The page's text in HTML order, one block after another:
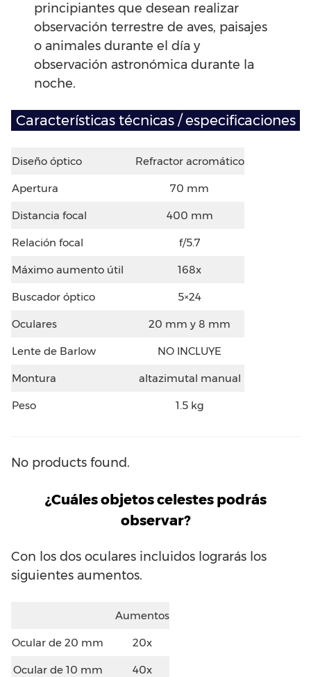
principiantes que desean realizar
observación terrestre de aves, paisajes
o animales durante el día y
observación astronómica durante la
noche.
Características técnicas / especificaciones
Diseño óptico Refractor acromático
Apertura 70 mm
Distancia focal 400 mm
Relación focal f/5.7
Máximo aumento útil 168x
Buscador óptico 5×24
Oculares 20 mm y 8 mm
Lente de Barlow NO INCLUYE
Montura altazimutal manual
Peso 1.5 kg
No products found.
¿Cuáles objetos celestes podrás
observar?
Con los dos oculares incluidos lograrás los
siguientes aumentos.
Aumentos
Ocular de 20 mm 20x
Ocular de 10 mm 40x